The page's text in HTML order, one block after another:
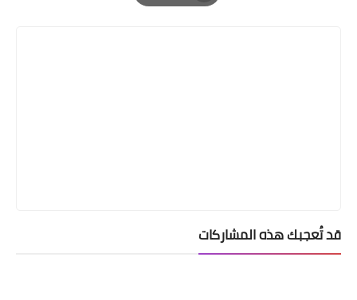
Print
قد تُعجبك هذه المشاركات